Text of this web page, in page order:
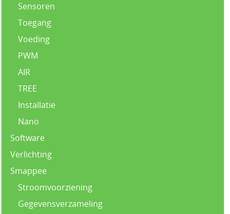
Sensoren
Toegang
Voeding
PWM
AIR
TREE
Installatie
Nano
Software
Verlichting
Smappee
Stroomvoorziening
Gegevensverzameling